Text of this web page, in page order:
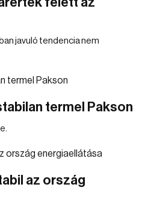
javuló tendencia nem
termel Pakson
az ország